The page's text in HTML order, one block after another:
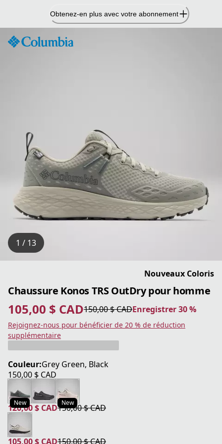
contenu
Obtenez-en plus avec votre abonnement
1 / 13
Nouveaux Coloris
Chaussure Konos TRS OutDry pour homme
105,00 $ CAD
prix actuel 105,00 $ CAD150,00 $ CAD
prix original 150,00 $ CAD Enregistrer 30 %
Enregistrer 30 %
Rejoignez-nous pour bénéficier de 20 % de réduction
supplémentaire
Couleur:Grey Green, Black
150,00 $ CAD
prix actuel 150,00 $ CAD
New New
120,00 $ CAD
prix actuel 120,00 $ CAD
150,00 $ CAD
prix original 150,00 $ CAD
105,00 $ CAD150,00 $ CAD